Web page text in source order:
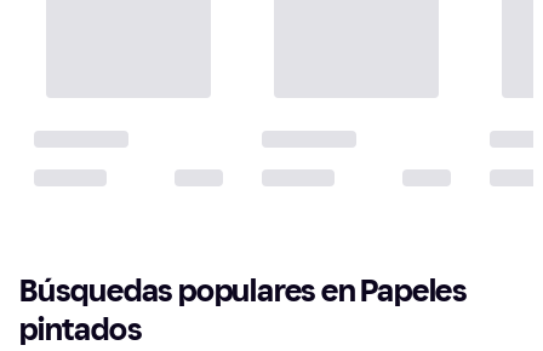
Búsquedas populares en Papeles
pintados